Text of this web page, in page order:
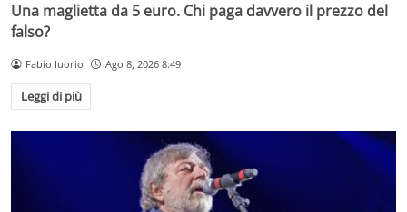
Una maglietta da 5 euro. Chi paga davvero il prezzo del
falso?
Fabio Iuorio Ago 8, 2026 8:49
Leggi di più